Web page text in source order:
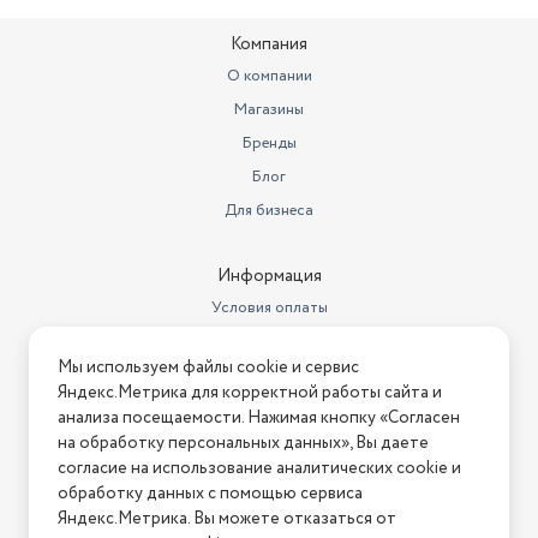
Компания
О компании
Магазины
Бренды
Блог
Для бизнеса
Информация
Условия оплаты
Условия возврата
Нашли ошибку на сайте? Напишите нам
2026 © Интернет-магазин "АстМаркет". У нас есть всё!
Мы используем файлы cookie и сервис
Яндекс.Метрика для корректной работы сайта и
анализа посещаемости. Нажимая кнопку «Согласен
на обработку персональных данных», Вы даете
согласие на использование аналитических cookie и
обработку данных с помощью сервиса
Яндекс.Метрика. Вы можете отказаться от